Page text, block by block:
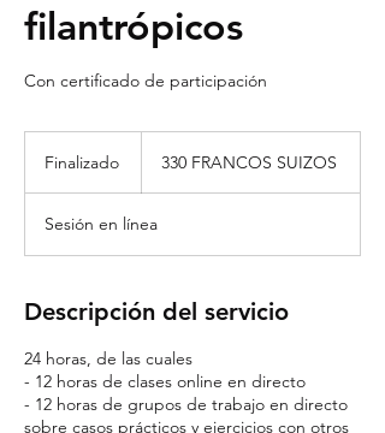
filantrópicos
Con certificado de participación
Finalizado
a
l
z
a
o
suizos330 FRANCOS SUIZOS
Sesión en línea
Descripción del servicio
24 horas, de las cuales
- 12 horas de clases online en directo
- 12 horas de grupos de trabajo en directo
sobre casos prácticos y ejercicios con otros